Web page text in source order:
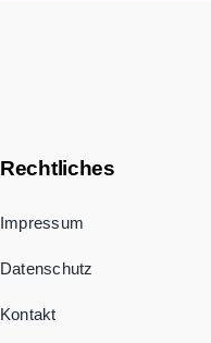
Rechtliches
Impressum
Datenschutz
Kontakt